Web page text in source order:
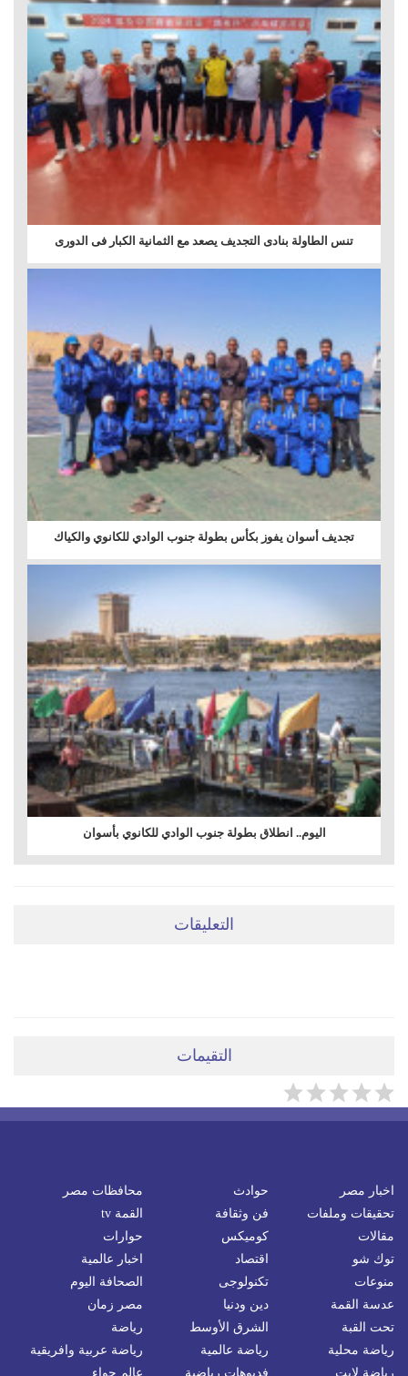
تنس الطاولة بنادى التجديف يصعد مع الثمانية الكبار فى الدورى
تجديف أسوان يفوز بكأس بطولة جنوب الوادي للكانوي والكياك
اليوم.. انطلاق بطولة جنوب الوادي للكانوي بأسوان
التعليقات
التقيمات
اخبار مصر حوادث
محافظات مصر
تحقيقات وملفات
فن وثقافة
القمة tv
مقالات
كوميكس
حوارات
توك شو
اقتصاد
اخبار عالمية
منوعات
تكنولوجى
الصحافة اليوم
عدسة القمة
دين ودنيا
مصر زمان
تحت القبة
الشرق الأوسط
رياضة
رياضة محلية
رياضة عالمية
رياضة عربية وافريقية
رياضة لايت
فديوهات رياضية عالم حواء